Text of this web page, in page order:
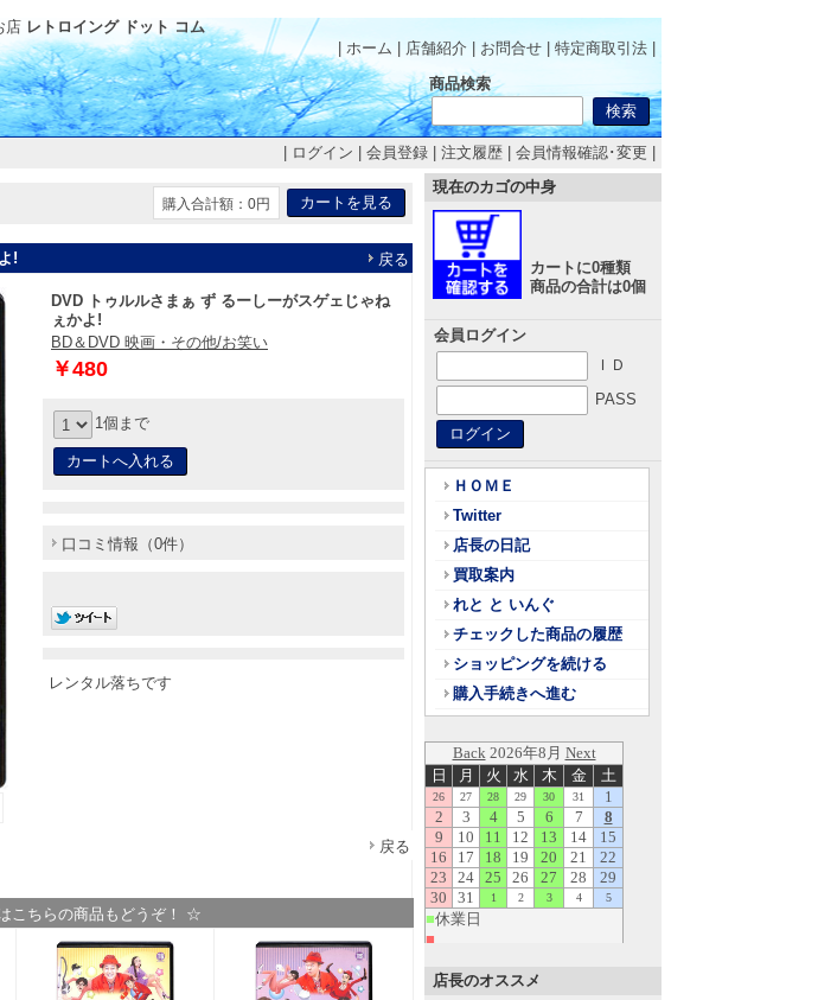
店 レトロイング ドット コム
| ホーム
店舗紹介 お問合せ 特定商取引法
商品検索
ログイン 会員登録 注文履歴 会員情報確認･変更
購入合計額：0円
! 戻る
DVD トゥルルさまぁ ず るーしーがスゲェじゃね
ぇかよ!
BD＆DVD 映画・その他/お笑い
￥480
1個まで
口コミ情報（0件）
レンタル落ちです
戻る
こちらの商品もどうぞ！ ☆
現在のカゴの中身
カートに0種類
商品の合計は0個
会員ログイン
ＩＤ
PASS
ＨＯＭＥ
Twitter
店長の日記
買取案内
れと と いんぐ
チェックした商品の履歴
ショッピングを続ける
購入手続きへ進む
店長のオススメ